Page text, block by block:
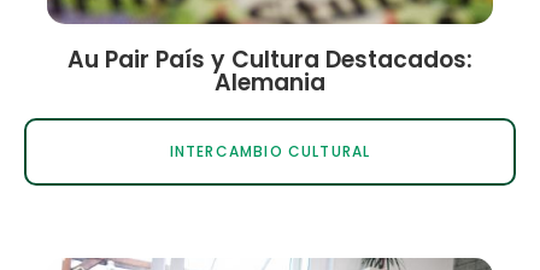
Au Pair País y Cultura Destacados:
Alemania
INTERCAMBIO CULTURAL